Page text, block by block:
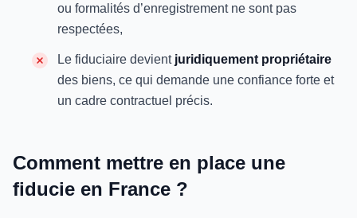
ou formalités d’enregistrement ne sont pas
respectées,
Le fiduciaire devient juridiquement propriétaire
des biens, ce qui demande une confiance forte et
un cadre contractuel précis.
Comment mettre en place une
fiducie en France ?